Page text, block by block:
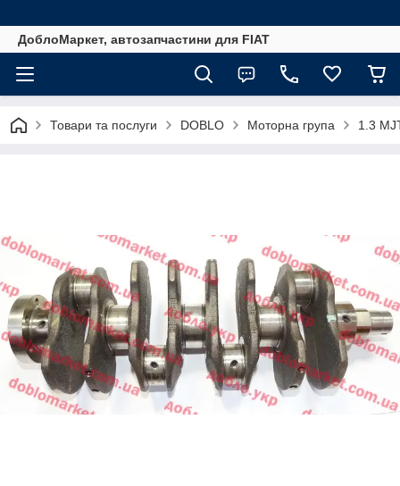
ДоблоМаркет, автозапчастини для FIAT
Товари та послуги DOBLO Моторна група 1.3